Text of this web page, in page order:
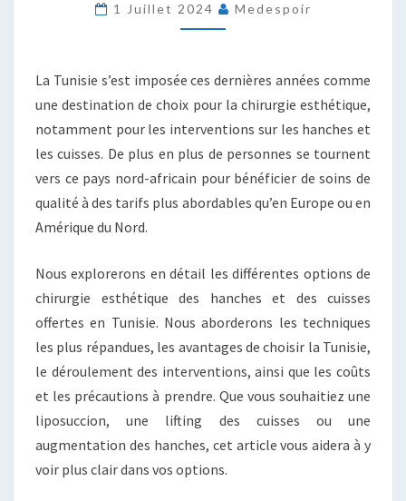
GUIDE
1 Juillet 2024 Medespoir
La Tunisie s’est imposée ces dernières années comme
une destination de choix pour la chirurgie esthétique,
notamment pour les interventions sur les hanches et
les cuisses. De plus en plus de personnes se tournent
vers ce pays nord-africain pour bénéficier de soins de
qualité à des tarifs plus abordables qu’en Europe ou en
Amérique du Nord.
Nous explorerons en détail les différentes options de
chirurgie esthétique des hanches et des cuisses
offertes en Tunisie. Nous aborderons les techniques
les plus répandues, les avantages de choisir la Tunisie,
le déroulement des interventions, ainsi que les coûts
et les précautions à prendre. Que vous souhaitiez une
liposuccion, une lifting des cuisses ou une
augmentation des hanches, cet article vous aidera à y
voir plus clair dans vos options.